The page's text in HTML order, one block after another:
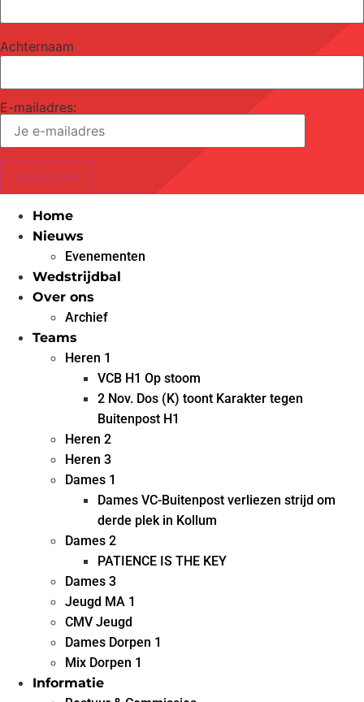
Achternaam
E-mailadres:
Home
Nieuws
Evenementen
Wedstrijdbal
Over ons
Archief
Teams
Heren 1
VCB H1 Op stoom
2 Nov. Dos (K) toont Karakter tegen
Buitenpost H1
Heren 2
Heren 3
Dames 1
Dames VC-Buitenpost verliezen strijd om
derde plek in Kollum
Dames 2
PATIENCE IS THE KEY
Dames 3
Jeugd MA 1
CMV Jeugd
Dames Dorpen 1
Mix Dorpen 1
Informatie